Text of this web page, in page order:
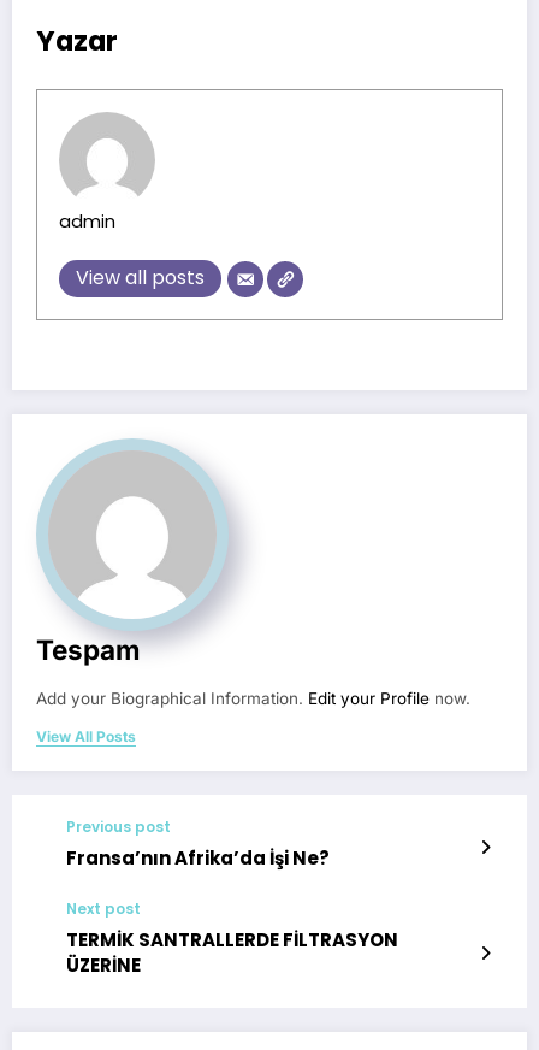
Yazar
admin
View all posts
Tespam
Add your Biographical Information. Edit your Profile now.
View All Posts
Previous post
Fransa’nın Afrika’da İşi Ne?
Next post
TERMİK SANTRALLERDE FİLTRASYON
ÜZERİNE